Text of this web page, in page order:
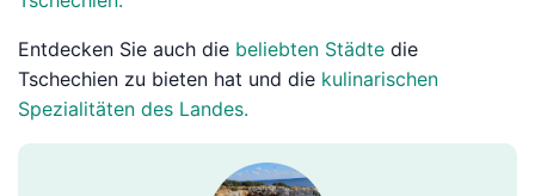
Entdecken Sie auch die beliebten Städte die
Tschechien zu bieten hat und die kulinarischen
Spezialitäten des Landes.